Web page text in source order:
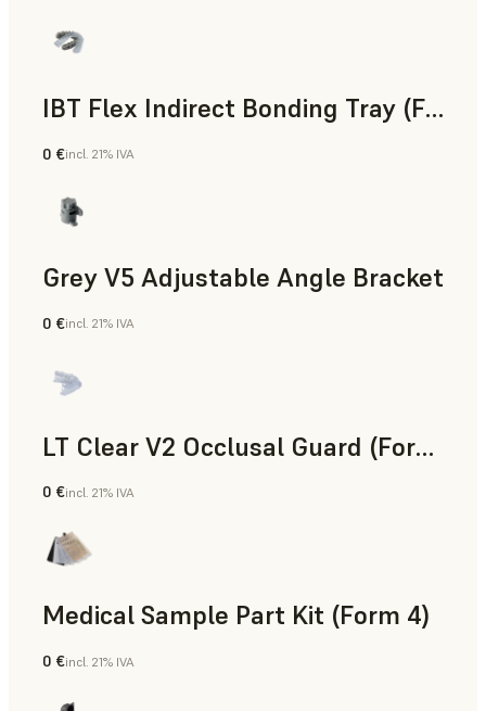
IBT Flex Indirect Bonding Tray (Form 4)
Odontología
0 €incl. 21% IVA
Grey V5 Adjustable Angle Bracket
Estándar
0 €incl. 21% IVA
LT Clear V2 Occlusal Guard (Form 4)
Odontología
0 €incl. 21% IVA
Medical Sample Part Kit (Form 4)
Medicina
0 €incl. 21% IVA